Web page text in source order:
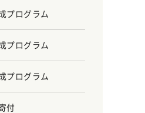
プログラム
プログラム
プログラム
付